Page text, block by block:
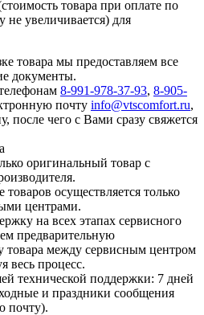
товара при оплате по
не увеличивается) для
товара мы предоставляем все
документы.
8-991-978-37-93, 8-905-
почту info@vtscomfort.ru,
после чего с Вами сразу свяжется
оригинальный товар с
осуществляется только
центрами.
на всех этапах сервисного
предварительную
товара между сервисным центром
весь процесс.
технической поддержки: 7 дней
и праздники сообщения
почту).